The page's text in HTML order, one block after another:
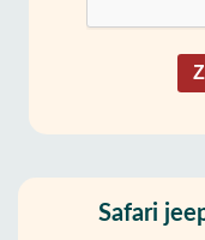
Safari